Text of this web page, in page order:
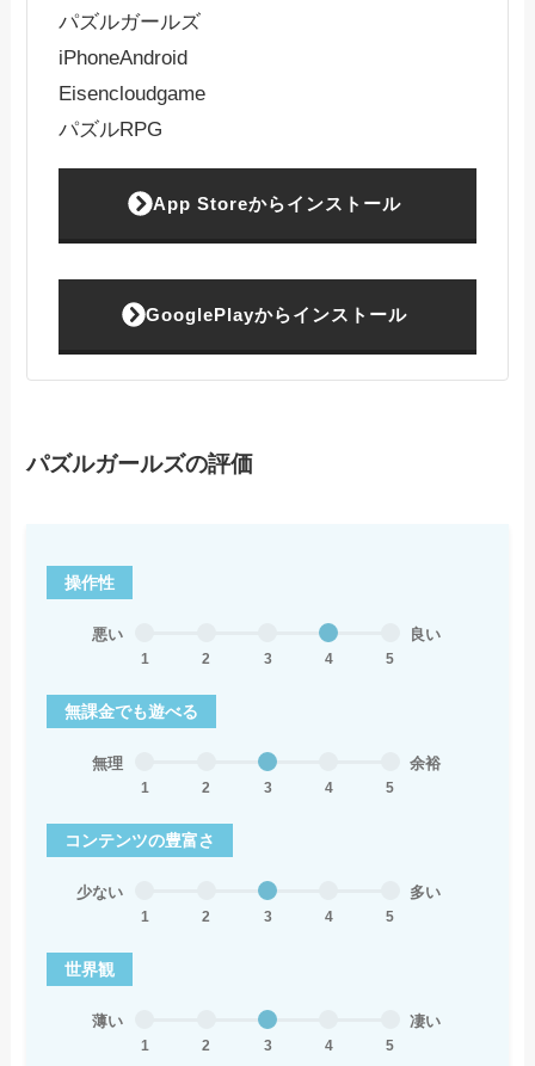
パズルガールズ
iPhoneAndroid
Eisencloudgame
パズルRPG
App Storeからインストール
GooglePlayからインストール
パズルガールズの評価
操作性
悪い
1 2 3 4 5
良い
無課金でも遊べる
無理
1 2 3 4 5
余裕
コンテンツの豊富さ
少ない
1 2 3 4 5
多い
世界観
薄い
1 2 3 4 5
凄い